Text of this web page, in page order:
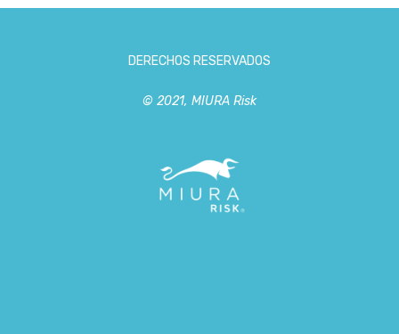
DERECHOS RESERVADOS
© 2021, MIURA Risk